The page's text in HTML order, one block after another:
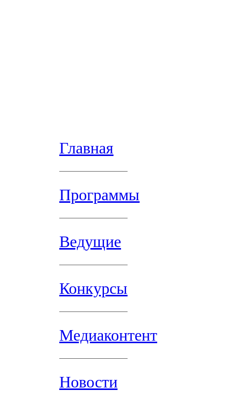
Главная
Программы
Ведущие
Конкурсы
Медиаконтент
Новости